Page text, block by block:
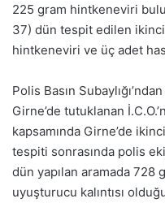
225 gram hintkeneviri
37) dün tespit edilen
hintkeneviri ve üç adet
Polis Basın
Girne’de tutuklanan
kapsamında Girne’de
tespiti sonrasında polis
dün yapılan aramada
uyuşturucu kalıntısı